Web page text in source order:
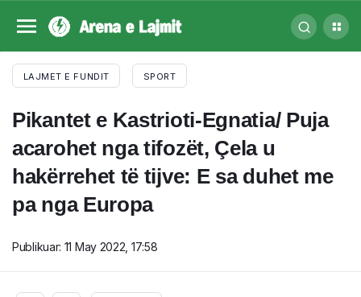
LAJMET E FUNDIT SPORT
Pikantet e Kastrioti-Egnatia/ Puja
acarohet nga tifozët, Çela u
hakërrehet të tijve: E sa duhet me
pa nga Europa
Publikuar: 11 May 2022, 17:58